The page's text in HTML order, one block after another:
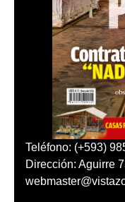
Teléfono: (+593)
Dirección: Aguirre